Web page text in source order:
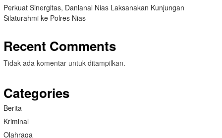
Perkuat Sinergitas, Danlanal Nias Laksanakan Kunjungan
Silaturahmi ke Polres Nias
Recent Comments
Tidak ada komentar untuk ditampilkan.
Categories
Berita
Kriminal
Olahraga